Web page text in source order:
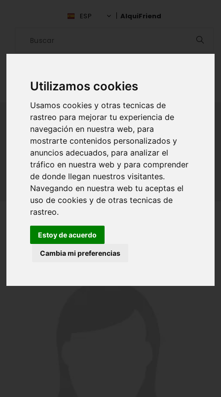
Utilizamos cookies
Usamos cookies y otras tecnicas de
rastreo para mejorar tu experiencia de
navegación en nuestra web, para
mostrarte contenidos personalizados y
anuncios adecuados, para analizar el
tráfico en nuestra web y para comprender
de donde llegan nuestros visitantes.
Navegando en nuestra web tu aceptas el
uso de cookies y de otras tecnicas de
rastreo.
Estoy de acuerdo
Cambia mi preferencias
ESP AlquiFriend
ALQUILAR AMIGO
Inicio Amigos Cotopaxi Patricia Panchi